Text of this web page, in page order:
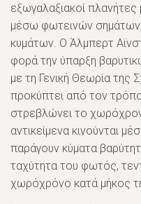
εξωγαλαξιακοί
μέσω φωτεινών
κυμάτων. Ο Άλμπερτ
φορά την ύπαρξη
με τη Γενική Θεωρία της
προκύπτει από τον
στρεβλώνει το
αντικείμενα κινούνται
παράγουν κύματα
ταχύτητα του φωτός,
χωρόχρόνο κατά μήκος